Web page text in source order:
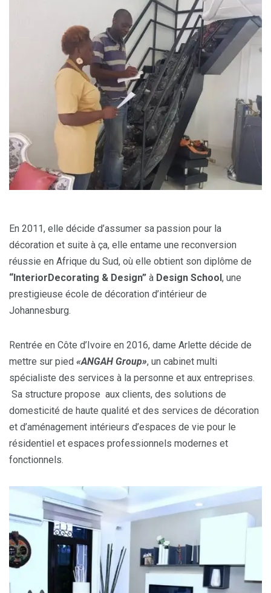
En 2011, elle décide d’assumer sa passion pour la
décoration et suite à ça, elle entame une reconversion
réussie en Afrique du Sud, où elle obtient son diplôme de
“InteriorDecorating & Design” à Design School , une
prestigieuse école de décoration d’intérieur de
Johannesburg.
Rentrée en Côte d’Ivoire en 2016, dame Arlette décide de
mettre sur pied «ANGAH Group», un cabinet multi
spécialiste des services à la personne et aux entreprises.
Sa structure propose aux clients, des solutions de
domesticité de haute qualité et des services de décoration
et d’aménagement intérieurs d’espaces de vie pour le
résidentiel et espaces professionnels modernes et
fonctionnels.